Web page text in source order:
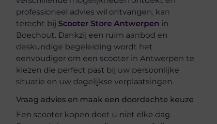
professioneel advies wil ontvangen, kan
terecht bij Scooter Store Antwerpen in
Boechout. Dankzij een ruim aanbod en
deskundige begeleiding wordt het
eenvoudiger om een scooter in Antwerpen te
kiezen die perfect past bij uw persoonlijke
situatie en uw dagelijkse verplaatsingen.
Vraag advies en maak een doordachte keuze
Een scooter kopen doet u niet elke dag.